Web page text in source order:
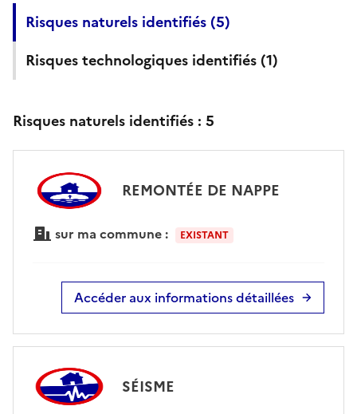
Risques naturels identifiés (5)
Risques technologiques identifiés (1)
Risques naturels identifiés : 5
REMONTÉE DE NAPPE
sur ma commune : EXISTANT
Accéder aux informations détaillées
SÉISME